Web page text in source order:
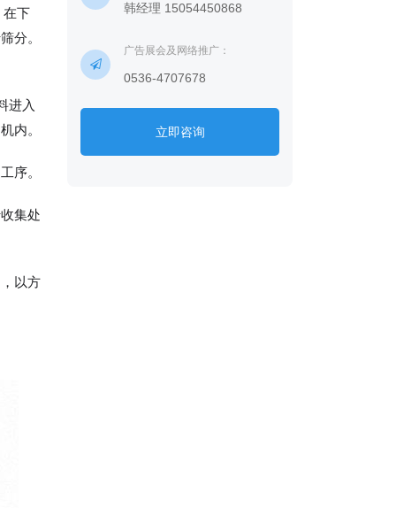
在下
分。
进入
内。
序。
集处
以方
韩经理 15054450868
广告展会及网络推广：
0536-4707678
立即咨询